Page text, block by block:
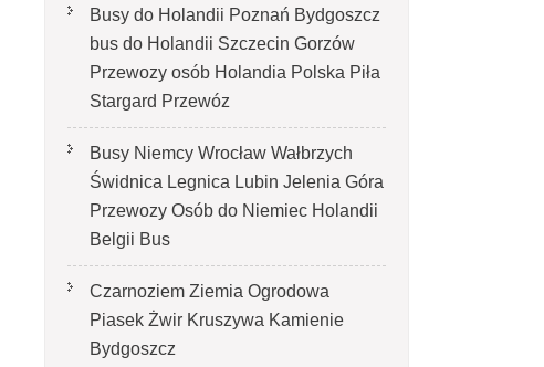
Busy do Holandii Poznań Bydgoszcz
bus do Holandii Szczecin Gorzów
Przewozy osób Holandia Polska Piła
Stargard Przewóz
Busy Niemcy Wrocław Wałbrzych
Świdnica Legnica Lubin Jelenia Góra
Przewozy Osób do Niemiec Holandii
Belgii Bus
Czarnoziem Ziemia Ogrodowa
Piasek Żwir Kruszywa Kamienie
Bydgoszcz